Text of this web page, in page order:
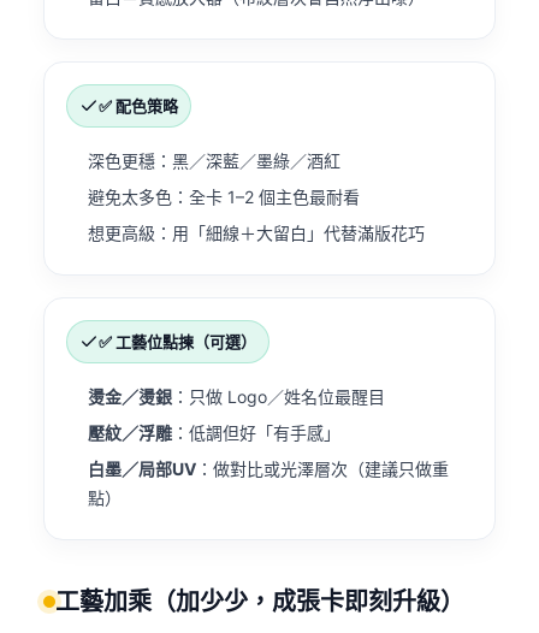
✅ 配色策略
深色更穩：黑／深藍／墨綠／酒紅
避免太多色：全卡 1–2 個主色最耐看
想更高級：用「細線＋大留白」代替滿版花巧
✅ 工藝位點揀（可選）
燙金／燙銀 ：只做 Logo／姓名位最醒目
壓紋／浮雕 ：低調但好「有手感」
白墨／局部UV ：做對比或光澤層次（建議只做重
點）
工藝加乘（加少少，成張卡即刻升級）